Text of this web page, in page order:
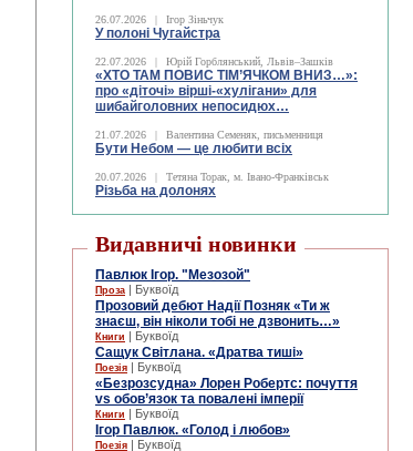
26.07.2026 | Ігор Зіньчук
У полоні Чугайстра
22.07.2026 | Юрій Горблянський, Львів–Зашків
«ХТО ТАМ ПОВИС ТІМ’ЯЧКОМ ВНИЗ…»:
про «діточі» вірші-«хулігани» для
шибайголовних непосидюх…
21.07.2026 | Валентина Семеняк, письменниця
Бути Небом ― це любити всіх
20.07.2026 | Тетяна Торак, м. Івано-Франківськ
Різьба на долонях
Видавничі новинки
Павлюк Ігор. "Мезозой"
Проза | Буквоїд
Прозовий дебют Надії Позняк «Ти ж
знаєш, він ніколи тобі не дзвонить…»
Книги | Буквоїд
Сащук Світлана. «Дратва тиші»
Поезія | Буквоїд
«Безрозсудна» Лорен Робертс: почуття
vs обов’язок та повалені імперії
Книги | Буквоїд
Ігор Павлюк. «Голод і любов»
Поезія | Буквоїд